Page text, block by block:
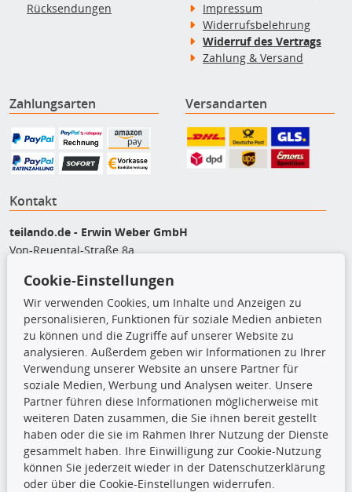
Rücksendungen
Impressum
Widerrufsbelehrung
Widerruf des Vertrags
Zahlung & Versand
Zahlungsarten Versandarten
Kontakt
teilando.de - Erwin Weber GmbH
Von-Reuental-Straße 8a
+49 (0) 8165 / 5093200
shop@teilando.de
Top Produkte
Beleuchtung
Bremsbeläge
Bremsscheiben
Kupplungssatz
Querlenker
Radlager
Stoßdämpfer
Cookie-Einstellungen
Wir verwenden Cookies, um Inhalte und Anzeigen zu
personalisieren, Funktionen für soziale Medien anbieten
zu können und die Zugriffe auf unserer Website zu
analysieren. Außerdem geben wir Informationen zu Ihrer
Verwendung unserer Website an unsere Partner für
soziale Medien, Werbung und Analysen weiter. Unsere
Partner führen diese Informationen möglicherweise mit
weiteren Daten zusammen, die Sie ihnen bereit gestellt
haben oder die sie im Rahmen Ihrer Nutzung der Dienste
gesammelt haben. Ihre Einwilligung zur Cookie-Nutzung
können Sie jederzeit wieder in der Datenschutzerklärung
oder über die Cookie-Einstellungen widerrufen.